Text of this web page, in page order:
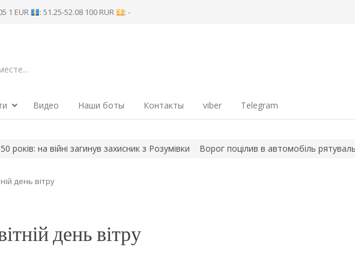
1 EUR : 51.25-52.08 100 RUR : -
Видео Наши боты Контакты viber Telegram
захисник з Розумівки Ворог поцілив в автомобіль рятувальників, коли вони
день вітру
день вітру